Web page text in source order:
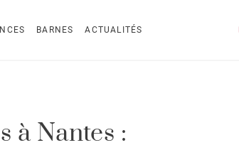
BARNES ACTUALITÉS
à Nantes :